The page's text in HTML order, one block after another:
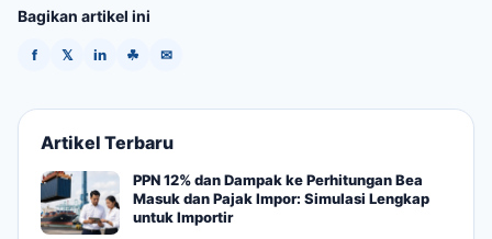
Bagikan artikel ini
f 𝕏 in ☘ ✉
Artikel Terbaru
PPN 12% dan Dampak ke Perhitungan Bea
Masuk dan Pajak Impor: Simulasi Lengkap
untuk Importir